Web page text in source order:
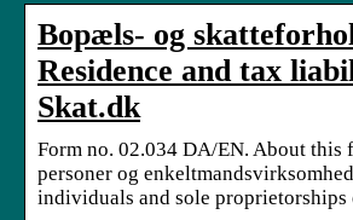
Bopæls- og
Residence and tax
Skat.dk
Form no. 02.034 DA/EN. About this
personer og
individuals and sole proprietorships